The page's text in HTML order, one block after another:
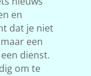
en
dat je niet
een
dienst.
om te